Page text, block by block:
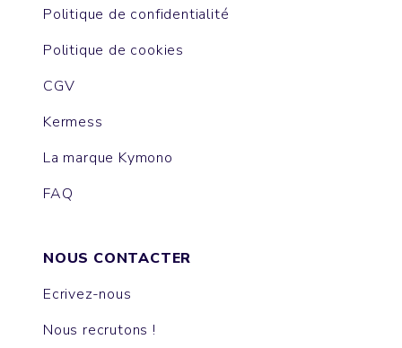
Politique de confidentialité
Politique de cookies
CGV
Kermess
La marque Kymono
FAQ
NOUS CONTACTER
Ecrivez-nous
Nous recrutons !